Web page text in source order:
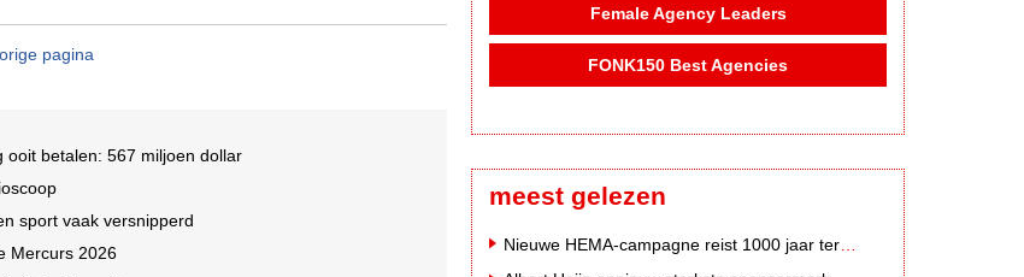
pagina
betalen: 567 miljoen dollar
sport vaak versnipperd
Mercurs 2026
Female Agency Leaders
FONK150 Best Agencies
meest gelezen